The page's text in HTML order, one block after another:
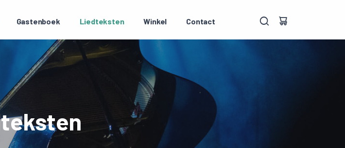
Gastenboek Liedteksten Winkel Contact